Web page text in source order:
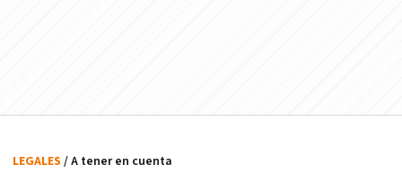
LEGALES / A tener en cuenta